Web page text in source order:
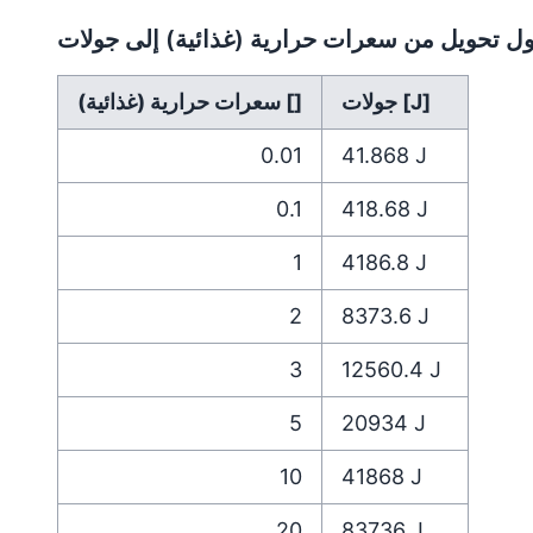
تحويل من سعرات حرارية (غذائية) إلى جولات
سعرات حرارية (غذائية) [] جولات [J]
0.01 41.868 J
0.1 418.68 J
1 4186.8 J
2 8373.6 J
3 12560.4 J
5 20934 J
10 41868 J